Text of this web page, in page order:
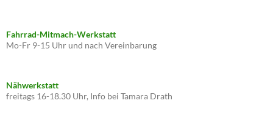
Fahrrad-Mitmach-Werkstatt
Mo-Fr 9-15 Uhr und nach Vereinbarung
Nähwerkstatt
freitags 16-18.30 Uhr, Info bei Tamara Drath